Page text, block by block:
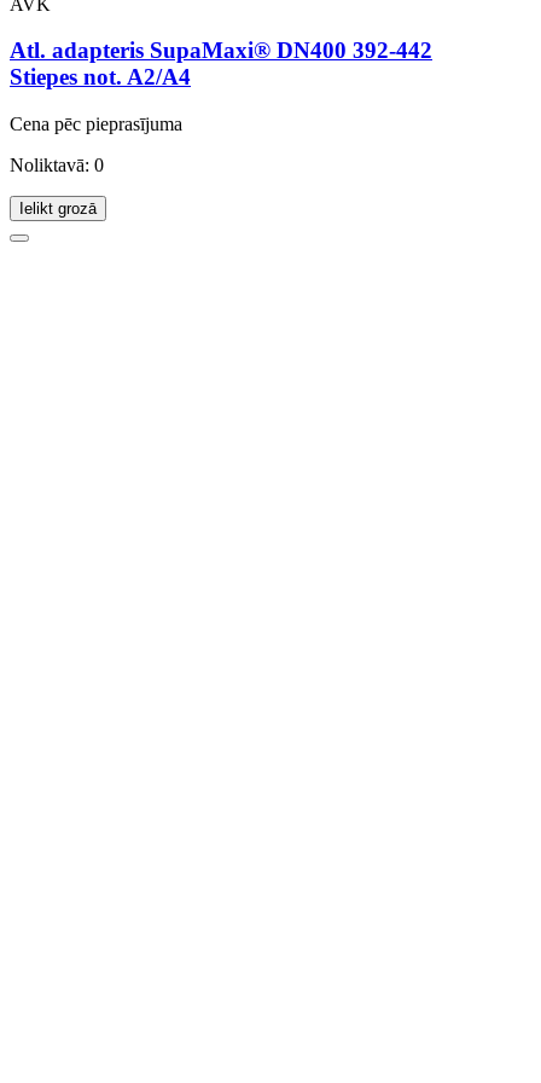
Atl. adapteris SupaMaxi® DN400 392-442
Stiepes not. A2/A4
Cena pēc pieprasījuma
Noliktavā: 0
Ielikt grozā